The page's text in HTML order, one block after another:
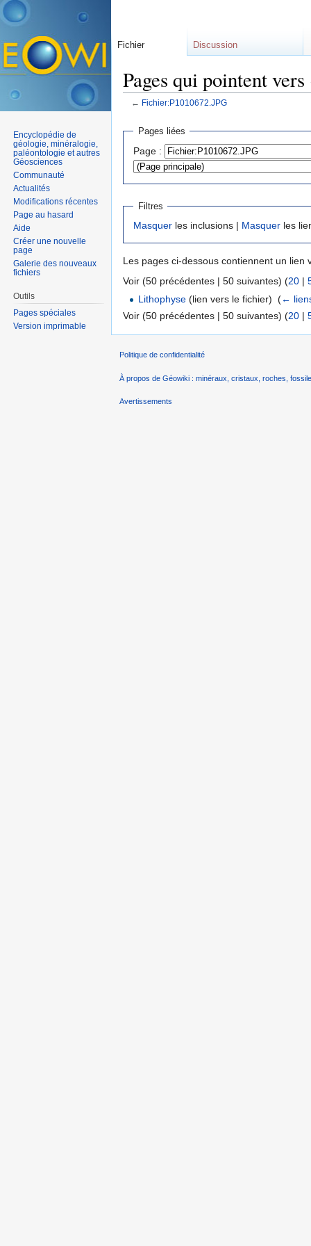
Pages qui pointent
← Fichier:P1010672.JPG
Pages liées
Page :
Filtres
Masquer les inclusions | Masquer les
Les pages ci-dessous contiennent un lien
Voir (50 précédentes | 50 suivantes) (20 |
Lithophyse (lien vers le fichier) ‎(←
Voir (50 précédentes | 50 suivantes) (20 |
Fichier Discussion
Encyclopédie de
géologie, minéralogie,
paléontologie et autres
Géosciences
Communauté
Actualités
Modifications récentes
Page au hasard
Aide
Créer une nouvelle
page
Galerie des nouveaux
fichiers
Outils
Pages spéciales
Version imprimable
Politique de confidentialité
À propos de Géowiki : minéraux, cristaux, roches,
Avertissements